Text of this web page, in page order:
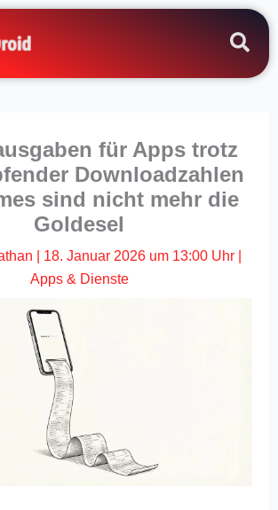
für Apps trotz
Downloadzahlen
sind nicht mehr die
Goldesel
18. Januar 2026 um 13:00 Uhr
Apps & Dienste